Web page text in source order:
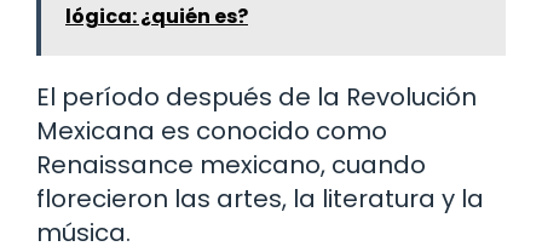
lógica: ¿quién es?
El período después de la Revolución
Mexicana es conocido como
Renaissance mexicano, cuando
florecieron las artes, la literatura y la
música.